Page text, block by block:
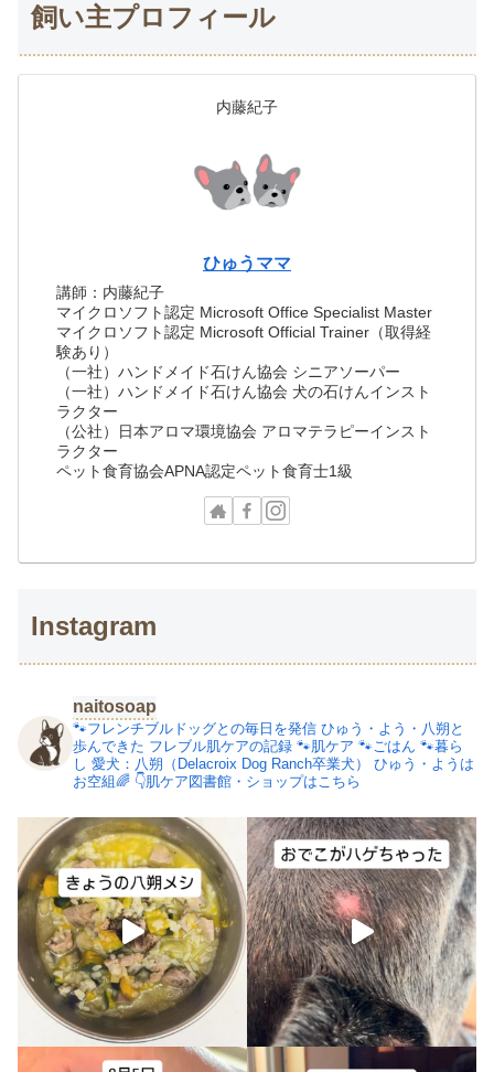
飼い主プロフィール
内藤紀子
ひゅうママ
講師：内藤紀子
マイクロソフト認定 Microsoft Office Specialist Master
マイクロソフト認定 Microsoft Official Trainer（取得経
験あり）
（一社）ハンドメイド石けん協会 シニアソーパー
（一社）ハンドメイド石けん協会 犬の石けんインスト
ラクター
（公社）日本アロマ環境協会 アロマテラピーインスト
ラクター
ペット食育協会APNA認定ペット食育士1級
Instagram
naitosoap
🐾フレンチブルドッグとの毎日を発信 ひゅう・よう・八朔と
歩んできた フレブル肌ケアの記録 🐾肌ケア 🐾ごはん 🐾暮ら
し 愛犬：八朔（Delacroix Dog Ranch卒業犬）
ひゅう・ようは
お空組🌈 👇肌ケア図書館・ショップはこちら